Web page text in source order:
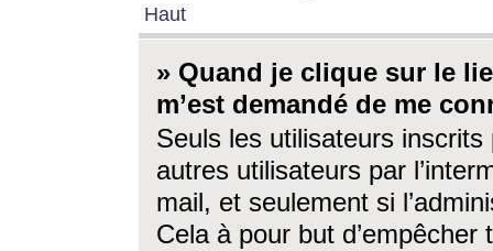
Haut
» Quand je clique sur le
m’est demandé de me
Seuls les utilisateurs
autres utilisateurs par
mail, et seulement si
Cela à pour but